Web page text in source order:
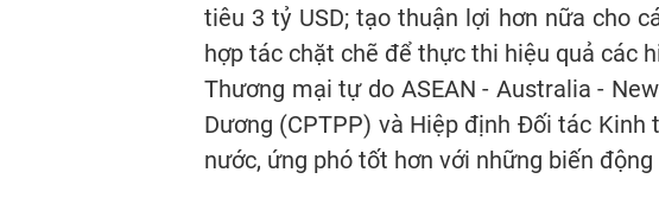
tiêu 3 tỷ USD; tạo thuận lợi hơn nữa cho
hợp tác chặt chẽ để thực thi hiệu quả các
Thương mại tự do ASEAN - Australia -
Dương (CPTPP) và Hiệp định Đối tác Kinh
nước, ứng phó tốt hơn với những biến